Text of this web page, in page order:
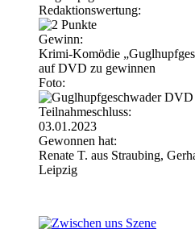
Redaktionswertung:
Gewinn:
Krimi-Komödie
auf DVD zu gewinnen
Foto:
Teilnahmeschluss:
03.01.2023
Gewonnen hat:
Renate T. aus Straubing,
Leipzig